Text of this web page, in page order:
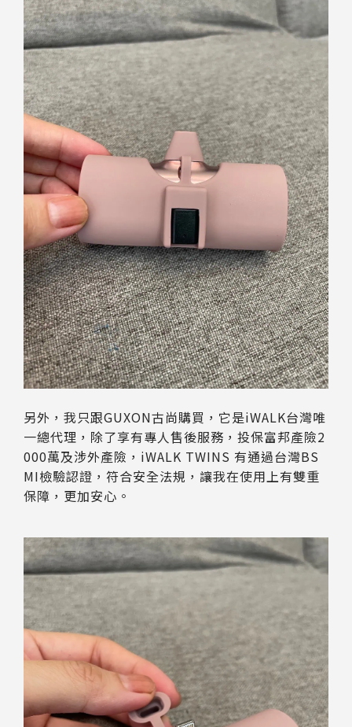
另外，我只跟GUXON古尚購買，它是iWALK台灣唯
一總代理，除了享有專人售後服務，投保富邦產險2
000萬及涉外產險，iWALK TWINS 有通過台灣BS
MI檢驗認證，符合安全法規，讓我在使用上有雙重
保障，更加安心。